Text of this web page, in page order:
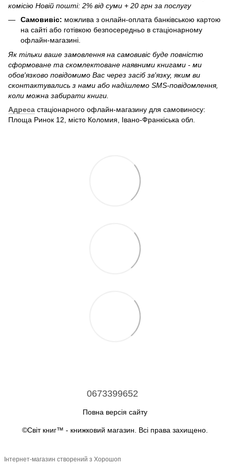
комісію Новій пошті: 2% від суми + 20 грн за послугу
Самовивіс: можлива з онлайн-оплата банківською картою
на сайті або готівкою безпосередньо в стаціонарному
офлайн-магазині.
Як тільки ваше замовлення на самовивіс буде повністю
сформоване та скомлектоване наявними книгами - ми
обов'язково повідомимо Вас через засіб зв'язку, яким ви
сконтактувались з нами або надішлемо SMS-повідомлення,
коли можна забирати книги.
Адреса стаціонарного офлайн-магазину для самовиносу:
Площа Ринок 12, місто Коломия, Івано-Франкіська обл.
0673399652
Повна версія сайту
©Світ книг™ - книжковий магазин. Всі права захищено.
Інтернет-магазин створений з Хорошоп